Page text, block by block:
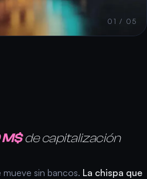
01 / 05
de capitalización
mueve sin bancos. La chispa que